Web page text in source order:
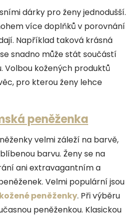
dárky pro ženy jednodušší.
více doplňků v porovnání
Například taková krásná
snadno může stát součástí
Volbou kožených produktů
pro kterou ženy lehce
peněženka
velmi záleží na barvě,
barvu. Ženy se na
ani extravagantním a
Velmi populární jsou
peněženky. Při výběru
peněženkou. Klasickou